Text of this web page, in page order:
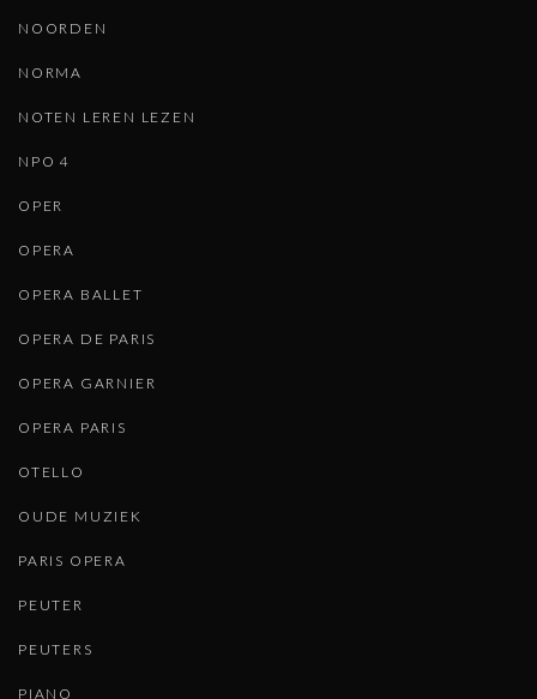
NOORDEN
NORMA
NOTEN LEREN LEZEN
NPO 4
OPER
OPERA
OPERA BALLET
OPERA DE PARIS
OPERA GARNIER
OPERA PARIS
OTELLO
OUDE MUZIEK
PARIS OPERA
PEUTER
PEUTERS
PIANO